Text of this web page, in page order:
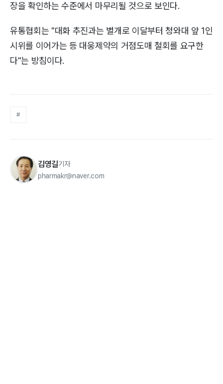
장을 확인하는 수준에서 마무리될 것으로 보인다.
유통협회는 "대화 추진과는 별개로 이달부터 청와대 앞 1인
시위를 이어가는 등 대웅제약의 거점도매 철회를 요구한
다"는 방침이다.
#
김영길기자
pharmakr@naver.com